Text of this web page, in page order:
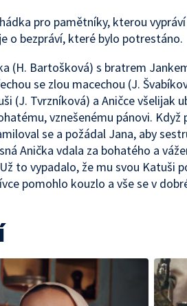
pro pamětníky, kterou
o bezpráví, které bylo potrestáno.
(H. Bartošková) s bratrem
se zlou macechou (J.
(J. Tvrzníková) a Aničce všelijak
vznešenému pánovi. Když
se a požádal Jana, aby
Anička vdala za bohatého a
to vypadalo, že mu svou Katuši
pomohlo kouzlo a vše se v